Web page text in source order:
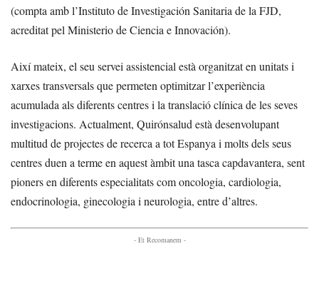
(compta amb l’Instituto de Investigación Sanitaria de la FJD,
acreditat pel Ministerio de Ciencia e Innovación).
Així mateix, el seu servei assistencial està organitzat en unitats i
xarxes transversals que permeten optimitzar l’experiència
acumulada als diferents centres i la translació clínica de les seves
investigacions. Actualment, Quirónsalud està desenvolupant
multitud de projectes de recerca a tot Espanya i molts dels seus
centres duen a terme en aquest àmbit una tasca capdavantera, sent
pioners en diferents especialitats com oncologia, cardiologia,
endocrinologia, ginecologia i neurologia, entre d’altres.
- Et Recomanem -